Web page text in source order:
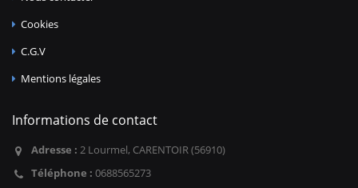
Cookies
C.G.V
Mentions légales
Informations de contact
Adresse : 2 Lourmel, CARENTOIR (56910)
Téléphone : 0688565273